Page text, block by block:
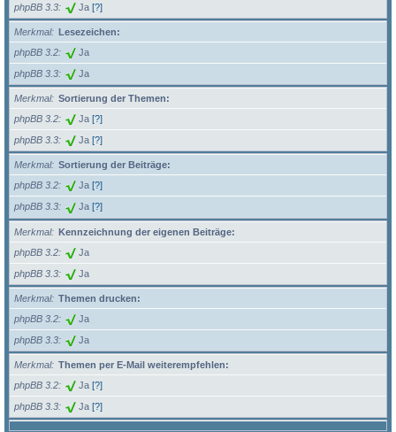
phpBB 3.3 Ja [?]
Merkmal
Lesezeichen:
phpBB 3.2
Ja
phpBB 3.3 Ja
Merkmal
Sortierung der Themen:
phpBB 3.2
Ja [?]
phpBB 3.3 Ja [?]
Merkmal
Sortierung der Beiträge:
phpBB 3.2
Ja [?]
phpBB 3.3 Ja [?]
Merkmal
Kennzeichnung der eigenen Beiträge:
phpBB 3.2
Ja
phpBB 3.3 Ja
Merkmal
Themen drucken:
phpBB 3.2
Ja
phpBB 3.3 Ja
Merkmal
Themen per E-Mail weiterempfehlen:
phpBB 3.2
Ja [?]
phpBB 3.3 Ja [?]